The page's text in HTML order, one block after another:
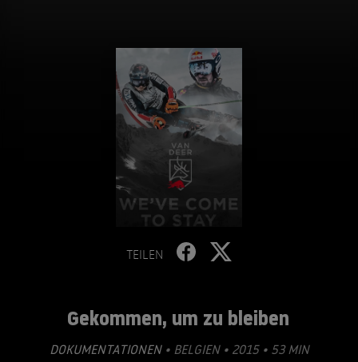
TEILEN
Gekommen, um zu bleiben
DOKUMENTATIONEN• BELGIEN • 2015 • 53 MIN